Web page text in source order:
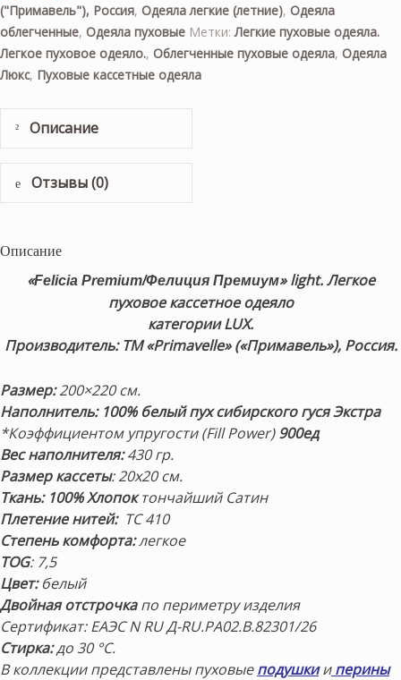
("Примавель"), Россия, Одеяла легкие (летние), Одеяла
облегченные, Одеяла пуховые Метки:Легкие пуховые одеяла.
Легкое пуховое одеяло., Облегченные пуховые одеяла, Одеяла
Люкс, Пуховые кассетные одеяла
Описание
Отзывы (0)
Описание
«Felicia Premium/Фелиция Премиум»light. Легкое
пуховое кассетное одеяло
категории LUX.
Производитель: ТМ «Primavelle» («Примавель»), Россия.
Размер:200×220 см.
Наполнитель: 100% белый пух сибирского гуся Экстра
*Коэффициентом упругости (Fill Power)900ед
Вес наполнителя:430 гр.
Размер кассеты: 20х20 см.
Ткань: 100% Хлопоктончайший Сатин
Плетение нитей:TC 410
Степень комфорта:легкое
TOG: 7,5
Цвет:белый
Двойная отстрочкапо периметру изделия
Сертификат: ЕАЭС N RU Д-RU.РА02.В.82301/26
Стирка:до 30 °С.
В коллекции представлены пуховыеподушкииперины